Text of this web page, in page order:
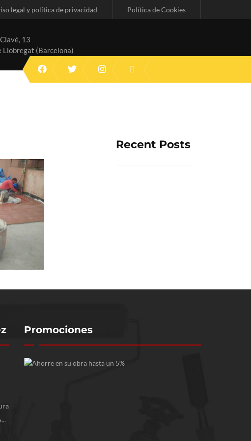
legal y política de privacidad Política de Cookies
13
Llobregat (Barcelona)
Recent Posts
Promociones